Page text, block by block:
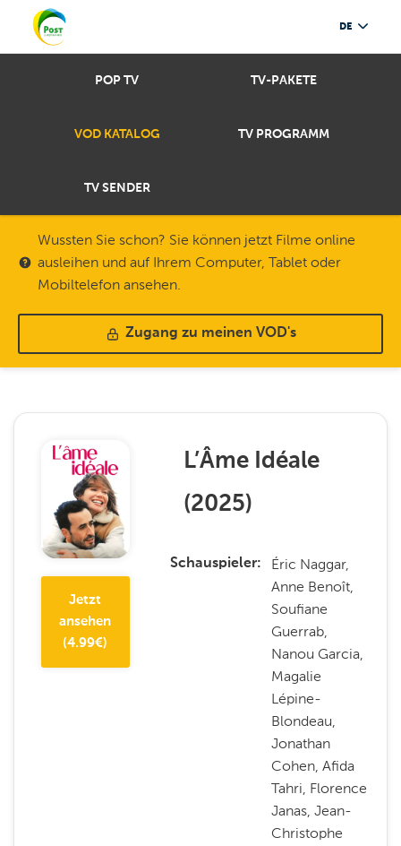
DE
POP TV TV-PAKETE
VOD KATALOG TV PROGRAMM
TV SENDER
Wussten Sie schon? Sie können jetzt Filme online
ausleihen und auf Ihrem Computer, Tablet oder
Mobiltelefon ansehen.
Zugang zu meinen VOD's
Jetzt
ansehen
(4.99€)
L’Âme Idéale
(2025)
Schauspieler
Éric Naggar,
Anne Benoît,
Soufiane
Guerrab,
Nanou Garcia,
Magalie
Lépine-
Blondeau,
Jonathan
Cohen, Afida
Tahri, Florence
Janas, Jean-
Christophe